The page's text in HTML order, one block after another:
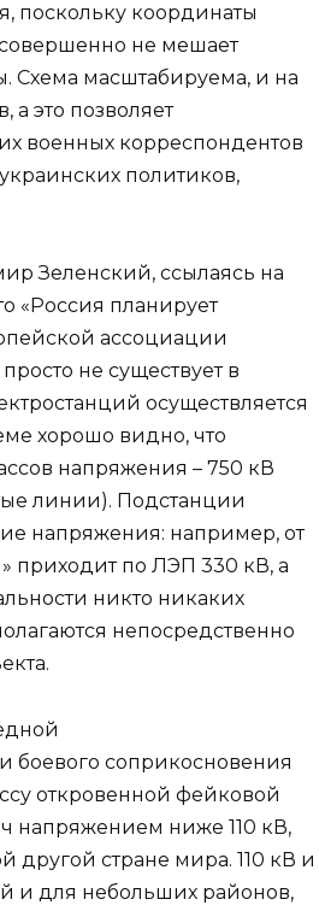
поскольку координаты
совершенно не мешает
Схема масштабируема, и на
а это позволяет
военных корреспондентов
политиков,
Зеленский, ссылаясь на
«Россия планирует
ассоциации
не существует в
осуществляется
хорошо видно, что
напряжения – 750 кВ
линии). Подстанции
напряжения: например, от
приходит по ЛЭП 330 кВ, а
никто никаких
непосредственно
боевого соприкосновения
откровенной фейковой
напряжением ниже 110 кВ,
другой стране мира. 110 кВ и
и для небольших районов,